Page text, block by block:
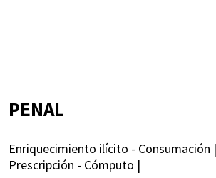
PENAL
Enriquecimiento ilícito -
Prescripción - Cómputo |